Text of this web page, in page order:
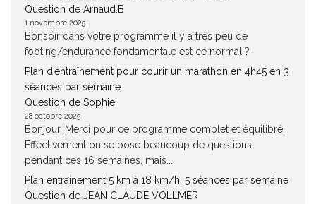
Question de Arnaud.B
1 novembre 2025
Bonsoir dans votre programme il y a très peu de
footing/endurance fondamentale est ce normal ?
Plan d’entraînement pour courir un marathon en 4h45 en 3
séances par semaine
Question de Sophie
28 octobre 2025
Bonjour, Merci pour ce programme complet et équilibré.
Effectivement on se pose beaucoup de questions
pendant ces 16 semaines, mais...
Plan entrainement 5 km à 18 km/h, 5 séances par semaine
Question de JEAN CLAUDE VOLLMER